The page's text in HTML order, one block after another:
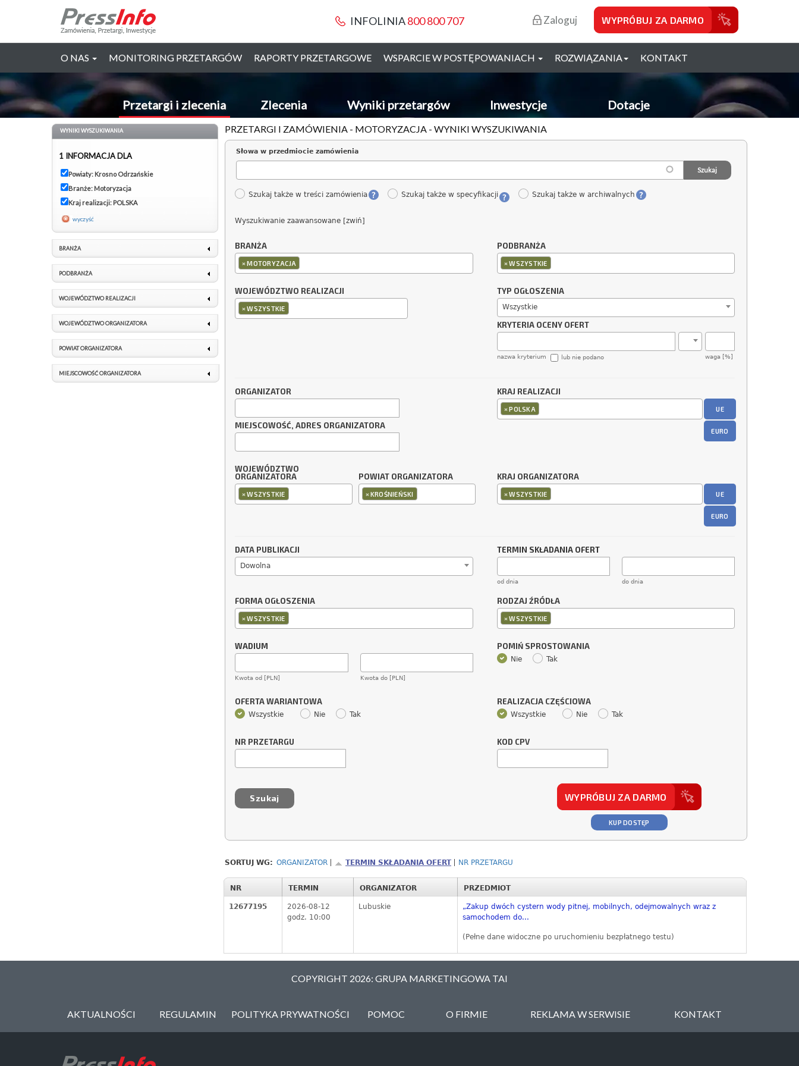
INFOLINIA800 800 707 Zaloguj WYPRÓBUJ ZA DARMO
O NAS MONITORING PRZETARGÓW RAPORTY PRZETARGOWE WSPARCIE W POSTĘPOWANIACH ROZWIĄZANIA KONTAKT
Przetargi i zlecenia Zlecenia Wyniki przetargów Inwestycje Dotacje
PRZETARGI I ZAMÓWIENIA - MOTORYZACJA - WYNIKI WYSZUKIWANIA
Słowa w przedmiocie zamówienia
Szukaj także w treści zamówienia Szukaj także w specyfikacji Szukaj także w archiwalnych
Wyszukiwanie zaawansowane [zwiń]
BRANŻA
×MOTORYZACJA
PODBRANŻA
×WSZYSTKIE
WOJEWÓDZTWO REALIZACJI
×WSZYSTKIE
TYP OGŁOSZENIA
Wszystkie
KRYTERIA OCENY OFERT
nazwa kryterium waga [%]
lub nie podano
ORGANIZATOR
MIEJSCOWOŚĆ, ADRES ORGANIZATORA
KRAJ REALIZACJI
×POLSKA UE
EURO
WOJEWÓDZTWO
ORGANIZATORA
×WSZYSTKIE
POWIAT ORGANIZATORA
×KROŚNIEŃSKI
KRAJ ORGANIZATORA
×WSZYSTKIE UE
EURO
DATA PUBLIKACJI
Dowolna
TERMIN SKŁADANIA OFERT
od dnia do dnia
FORMA OGŁOSZENIA
×WSZYSTKIE
RODZAJ ŹRÓDŁA
×WSZYSTKIE
WADIUM
Kwota od [PLN] Kwota do [PLN]
POMIŃ SPROSTOWANIA
Nie Tak
OFERTA WARIANTOWA
Wszystkie Nie Tak
REALIZACJA CZĘŚCIOWA
Wszystkie Nie Tak
NR PRZETARGU KOD CPV
WYPRÓBUJ ZA DARMO
KUP DOSTĘP
SORTUJ WG: ORGANIZATOR TERMIN SKŁADANIA OFERT NR PRZETARGU
NR TERMIN ORGANIZATOR PRZEDMIOT
12677195
2026-08-12
godz. 10:00
Lubuskie
„Zakup dwóch cystern wody pitnej, mobilnych, odejmowalnych wraz z
samochodem do...
(Pełne dane widoczne po uruchomieniu bezpłatnego testu)
WYNIKI WYSZUKIWANIA
1 INFORMACJA DLA
Powiaty: Krosno Odrzańskie
Branże: Motoryzacja
Kraj realizacji: POLSKA
wyczyść
BRANŻA
PODBRANŻA
WOJEWÓDZTWO REALIZACJI
WOJEWÓDZTWO ORGANIZATORA
POWIAT ORGANIZATORA
MIEJSCOWOŚĆ ORGANIZATORA
COPYRIGHT 2026: GRUPA MARKETINGOWA TAI
AKTUALNOŚCI REGULAMIN POLITYKA PRYWATNOŚCI POMOC O FIRMIE REKLAMA W SERWISIE KONTAKT